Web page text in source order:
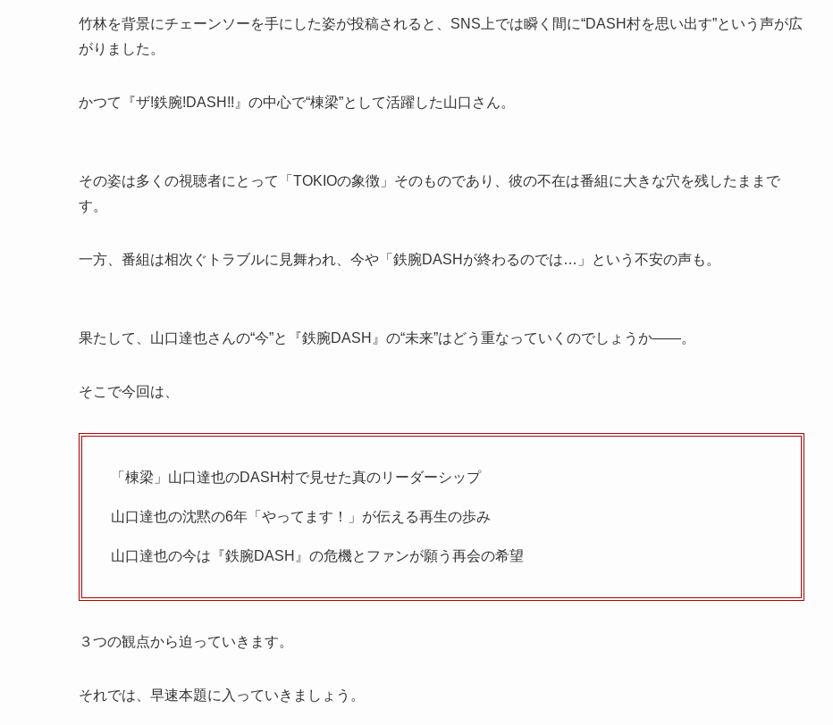
竹林を背景にチェーンソーを手にした姿が投稿されると、SNS上では瞬く間に“DASH村を思い出す”という声が広
がりました。
かつて『ザ!鉄腕!DASH!!』の中心で“棟梁”として活躍した山口さん。
その姿は多くの視聴者にとって「TOKIOの象徴」そのものであり、彼の不在は番組に大きな穴を残したままで
す。
一方、番組は相次ぐトラブルに見舞われ、今や「鉄腕DASHが終わるのでは…」という不安の声も。
果たして、山口達也さんの“今”と『鉄腕DASH』の“未来”はどう重なっていくのでしょうか――。
そこで今回は、
「棟梁」山口達也のDASH村で見せた真のリーダーシップ
山口達也の沈黙の6年「やってます！」が伝える再生の歩み
山口達也の今は『鉄腕DASH』の危機とファンが願う再会の希望
３つの観点から迫っていきます。
それでは、早速本題に入っていきましょう。